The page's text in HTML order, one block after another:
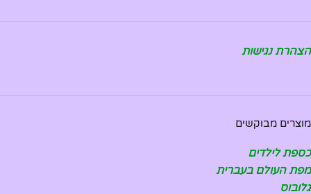
הצהרת נגישות
מוצרים מבוקשים
כספת לילדים
מפת העולם בעברית
גלובוס